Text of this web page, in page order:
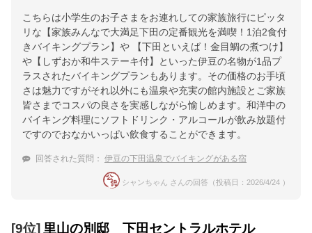
こちらは小学生のお子さまをお連れしての家族旅行にピッタ
リな【家族みんなで大満足下田の定番観光を満喫！1泊2食付
きバイキングプラン】や 【下田といえば！金目鯛の煮つけ】
や【しずおか和牛ステーキ付】といった伊豆の名物が1品プ
ラスされたバイキングプランもあります。その価格のお手頃
さは魅力ですがそれ以外にも温泉や充実の館内施設とご家族
皆さまでコスパの良さを実感しながら愉しめます。和洋中の
バイキング料理にソフトドリンク・アルコールが飲み放題付
ですのでおなかいっぱい飲食することができます。
回答された質問： 伊豆の下田温泉でバイキングがある宿
シャンちゃん さんの回答（投稿日：2026/4/24 ）
[9位] 里山の別邸 下田セントラルホテル